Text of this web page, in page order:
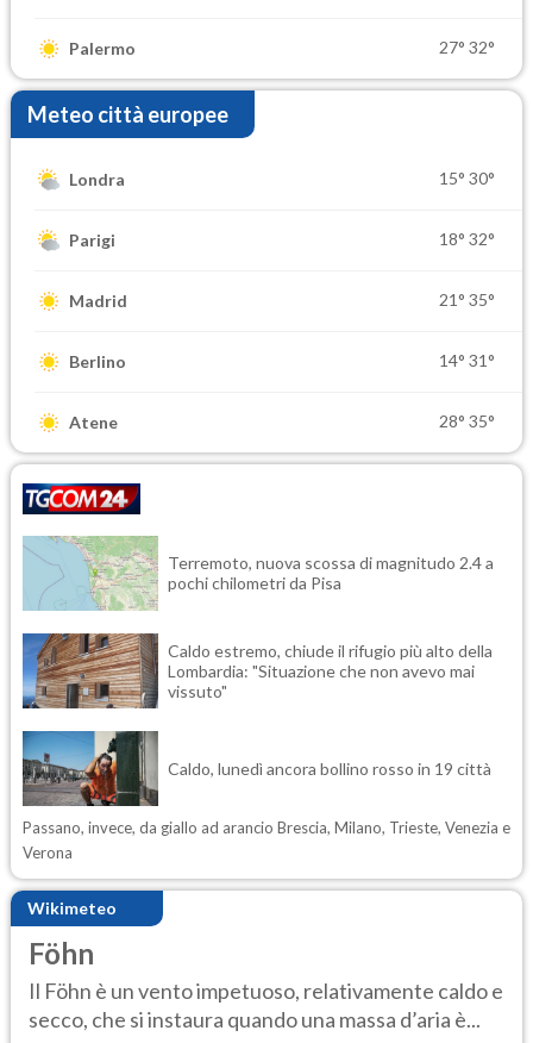
Palermo 27° 32°
Meteo città europee
Londra 15° 30°
Parigi 18° 32°
Madrid 21° 35°
Berlino 14° 31°
Atene 28° 35°
Terremoto, nuova scossa di magnitudo 2.4 a
pochi chilometri da Pisa
Caldo estremo, chiude il rifugio più alto della
Lombardia: "Situazione che non avevo mai
vissuto"
Caldo, lunedì ancora bollino rosso in 19 città
Passano, invece, da giallo ad arancio Brescia, Milano, Trieste, Venezia e
Verona
Wikimeteo
Föhn
Il Föhn è un vento impetuoso, relativamente caldo e
secco, che si instaura quando una massa d’aria è...